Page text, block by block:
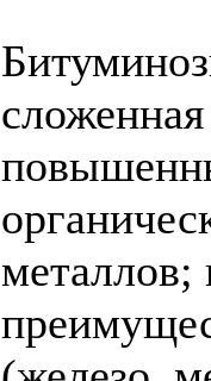
металлов;